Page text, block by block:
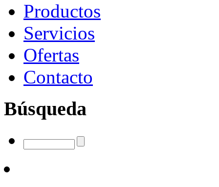
Productos
Servicios
Ofertas
Contacto
Búsqueda